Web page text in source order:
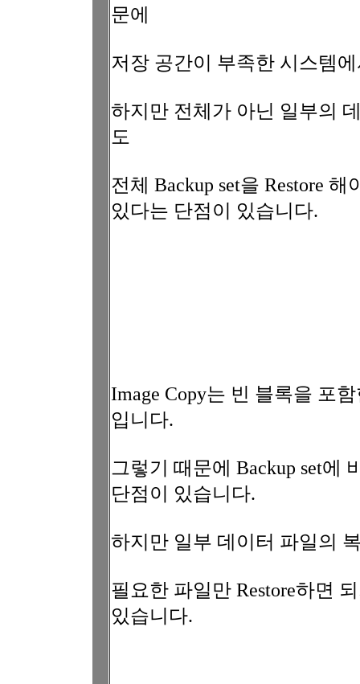
문에
저장 공간이 부족한 시스템
하지만 전체가 아닌 일부의
도
전체 Backup set을 Restore
있다는 단점이 있습니다.
Image Copy는 빈 블록을 포
입니다.
그렇기 때문에 Backup set에
단점이 있습니다.
하지만 일부 데이터 파일의
필요한 파일만 Restore하면
있습니다.